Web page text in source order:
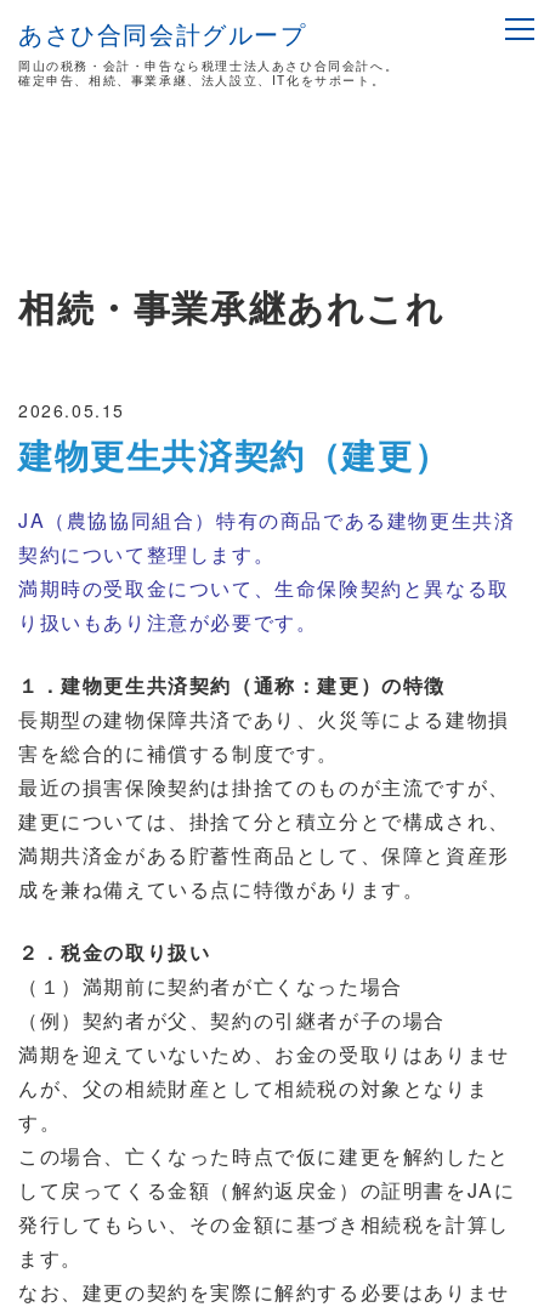
あさひ合同会計グループ
岡山の税務・会計・申告なら税理士法人あさひ合同会計へ。
確定申告、相続、事業承継、法人設立、IT化をサポート。
相続・事業承継あれこれ
2026.05.15
建物更生共済契約（建更）
JA（農協協同組合）特有の商品である建物更生共済
契約について整理します。
満期時の受取金について、生命保険契約と異なる取
り扱いもあり注意が必要です。
１．建物更生共済契約（通称：建更）の特徴
長期型の建物保障共済であり、火災等による建物損
害を総合的に補償する制度です。
最近の損害保険契約は掛捨てのものが主流ですが、
建更については、掛捨て分と積立分とで構成され、
満期共済金がある貯蓄性商品として、保障と資産形
成を兼ね備えている点に特徴があります。
２．税金の取り扱い
（１）満期前に契約者が亡くなった場合
（例）契約者が父、契約の引継者が子の場合
満期を迎えていないため、お金の受取りはありませ
んが、父の相続財産として相続税の対象となりま
す。
この場合、亡くなった時点で仮に建更を解約したと
して戻ってくる金額（解約返戻金）の証明書をJAに
発行してもらい、その金額に基づき相続税を計算し
ます。
なお、建更の契約を実際に解約する必要はありませ